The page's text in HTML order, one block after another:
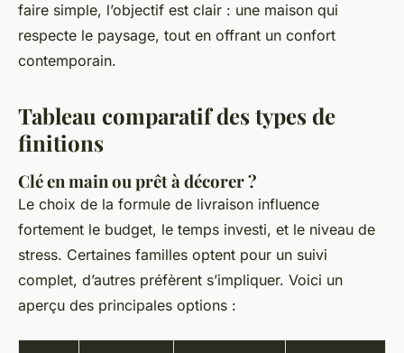
faire simple, l’objectif est clair : une maison qui
respecte le paysage, tout en offrant un confort
contemporain.
Tableau comparatif des types de
finitions
Clé en main ou prêt à décorer ?
Le choix de la formule de livraison influence
fortement le budget, le temps investi, et le niveau de
stress. Certaines familles optent pour un suivi
complet, d’autres préfèrent s’impliquer. Voici un
aperçu des principales options :